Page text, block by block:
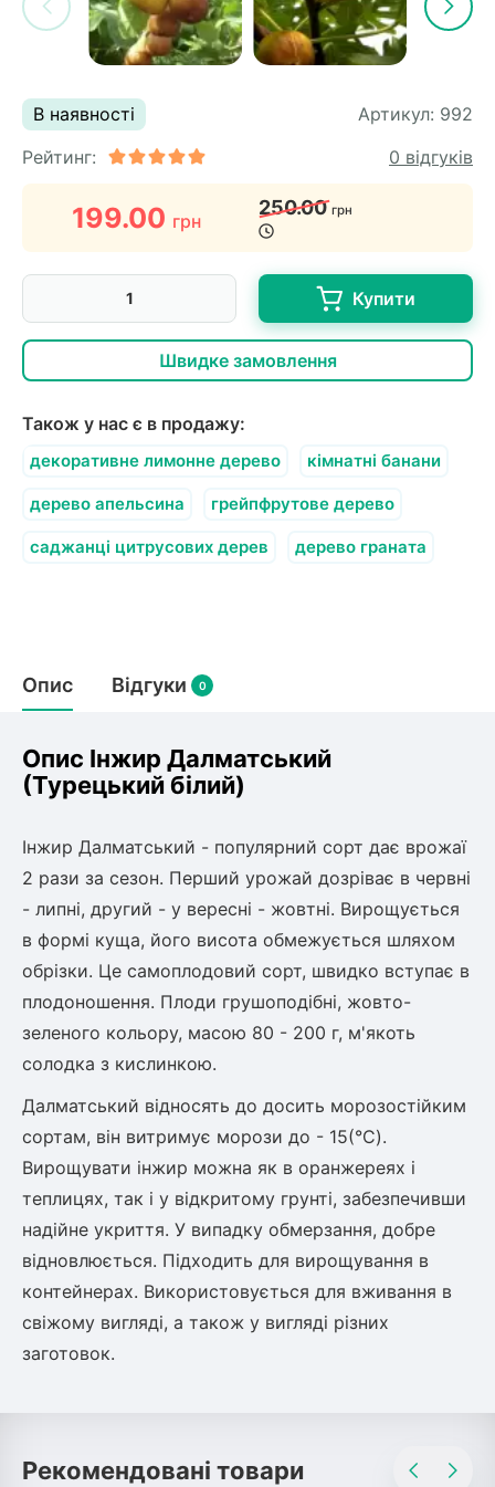
В наявності Артикул: 992
Рейтинг:
0 відгуків
199.00 грн
250.00 грн
Купити
Швидке замовлення
Також у нас є в продажу:
декоративне лимонне дерево кімнатні банани
дерево апельсина грейпфрутове дерево
саджанці цитрусових дерев дерево граната
Опис Відгуки 0
Опис Інжир Далматський
(Турецький білий)
Інжир Далматський - популярний сорт дає врожаї
2 рази за сезон. Перший урожай дозріває в червні
- липні, другий - у вересні - жовтні. Вирощується
в формі куща, його висота обмежується шляхом
обрізки. Це самоплодовий сорт, швидко вступає в
плодоношення. Плоди грушоподібні, жовто-
зеленого кольору, масою 80 - 200 г, м'якоть
солодка з кислинкою.
Далматський відносять до досить морозостійким
сортам, він витримує морози до - 15(°C).
Вирощувати інжир можна як в оранжереях і
теплицях, так і у відкритому грунті, забезпечивши
надійне укриття. У випадку обмерзання, добре
відновлюється. Підходить для вирощування в
контейнерах. Використовується для вживання в
свіжому вигляді, а також у вигляді різних
заготовок.
Рекомендовані товари